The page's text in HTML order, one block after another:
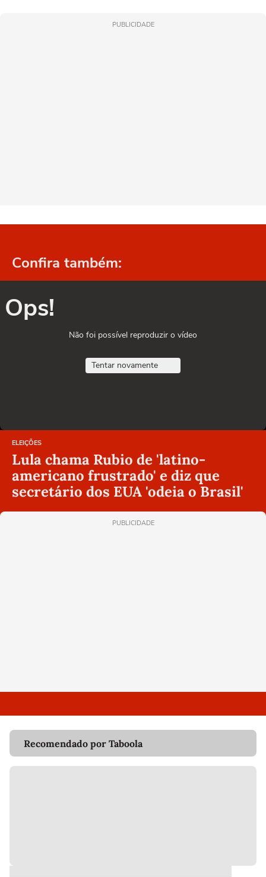
PUBLICIDADE
Confira também:
Ops!
Não foi possível reproduzir o vídeo
Tentar novamente
ELEIÇÕES
Lula chama Rubio de 'latino-
americano frustrado' e diz que
secretário dos EUA 'odeia o Brasil'
PUBLICIDADE
Recomendado por Taboola